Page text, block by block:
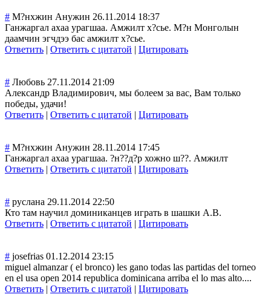
# М?нхжин Анужин 26.11.2014 18:37
Ганжаргал ахаа урагшаа. Амжилт х?сье. М?н Монголын
даамчин эгчдээ бас амжилт х?сье.
Ответить | Ответить с цитатой | Цитировать
# Любовь 27.11.2014 21:09
Александр Владимирович, мы болеем за вас, Вам только
победы, удачи!
Ответить | Ответить с цитатой | Цитировать
# М?нхжин Анужин 28.11.2014 17:45
Ганжаргал ахаа урагшаа. ?н??д?р хожно ш??. Амжилт
Ответить | Ответить с цитатой | Цитировать
# руслана 29.11.2014 22:50
Кто там научил доминиканцев играть в шашки А.В.
Ответить | Ответить с цитатой | Цитировать
# josefrias 01.12.2014 23:15
miguel almanzar ( el bronco) les gano todas las partidas del torneo
en el usa open 2014 republica dominicana arriba el lo mas alto....
Ответить | Ответить с цитатой | Цитировать